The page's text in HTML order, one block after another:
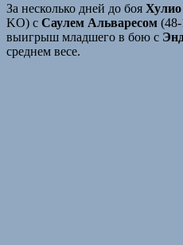
За несколько дней до боя
KO) с Саулем Альваресом
выигрыш младшего в бою с
среднем весе.